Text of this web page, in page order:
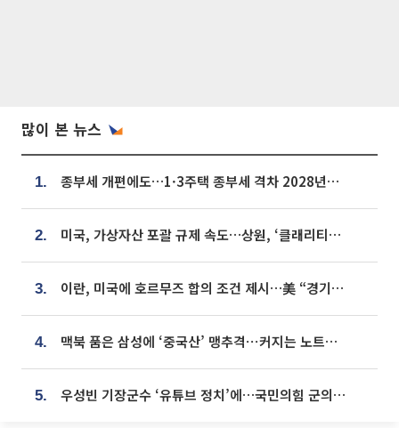
많이 본 뉴스
1. 종부세 개편에도…1·3주택 종부세 격차 2028년부터 확대
2. 미국, 가상자산 포괄 규제 속도…상원, ‘클래리티법’ 9월 절차투표 추진
3. 이란, 미국에 호르무즈 합의 조건 제시…美 “경기 아직 안 끝나” [종합]
4. 맥북 품은 삼성에 ‘중국산’ 맹추격⋯커지는 노트북 OLED 시장
5. 우성빈 기장군수 ‘유튜브 정치’에…국민의힘 군의원들 집단 반발